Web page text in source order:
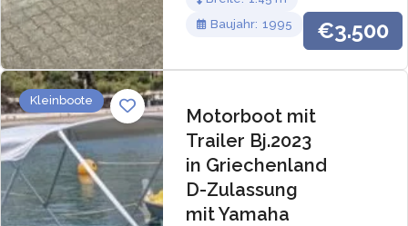
1995
Baujahr €3.500
Kleinboote
Motorboot mit
Trailer Bj.2023
in Griechenland
D-Zulassung
mit Yamaha